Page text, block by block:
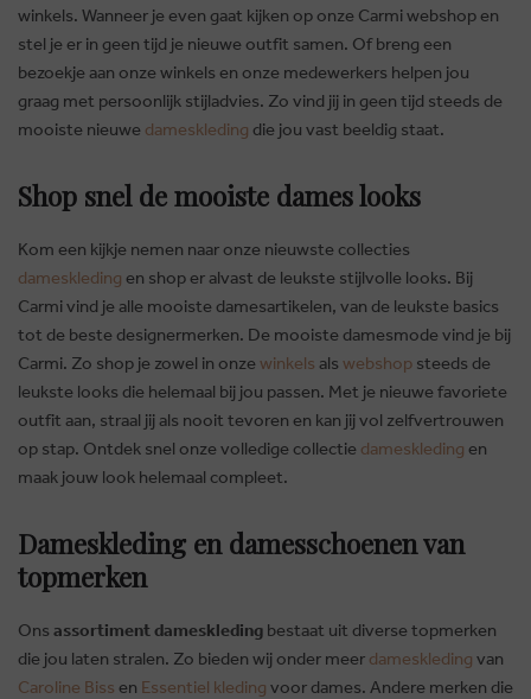
winkels. Wanneer je even gaat kijken op onze Carmi webshop en
stel je er in geen tijd je nieuwe outfit samen. Of breng een
bezoekje aan onze winkels en onze medewerkers helpen jou
graag met persoonlijk stijladvies. Zo vind jij in geen tijd steeds de
mooiste nieuwe dameskleding die jou vast beeldig staat.
Shop snel de mooiste dames looks
Kom een kijkje nemen naar onze nieuwste collecties
dameskleding en shop er alvast de leukste stijlvolle looks. Bij
Carmi vind je alle mooiste damesartikelen, van de leukste basics
tot de beste designermerken. De mooiste damesmode vind je bij
Carmi. Zo shop je zowel in onze winkels als webshop steeds de
leukste looks die helemaal bij jou passen. Met je nieuwe favoriete
outfit aan, straal jij als nooit tevoren en kan jij vol zelfvertrouwen
op stap. Ontdek snel onze volledige collectie dameskleding en
maak jouw look helemaal compleet.
Dameskleding en damesschoenen van
topmerken
Ons assortiment dameskleding bestaat uit diverse topmerken
die jou laten stralen. Zo bieden wij onder meer dameskleding van
Caroline Biss en Essentiel kleding voor dames. Andere merken die